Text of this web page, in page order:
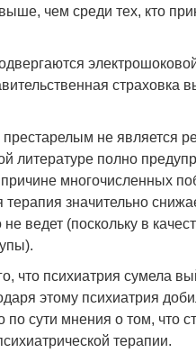
чем среди тех, кто
страховка
не является
литературе полно
многочисленных
значительно
ведет (поскольку в
что психиатрия сумела
этому психиатрия
по сути мнения о том, что
терапии.